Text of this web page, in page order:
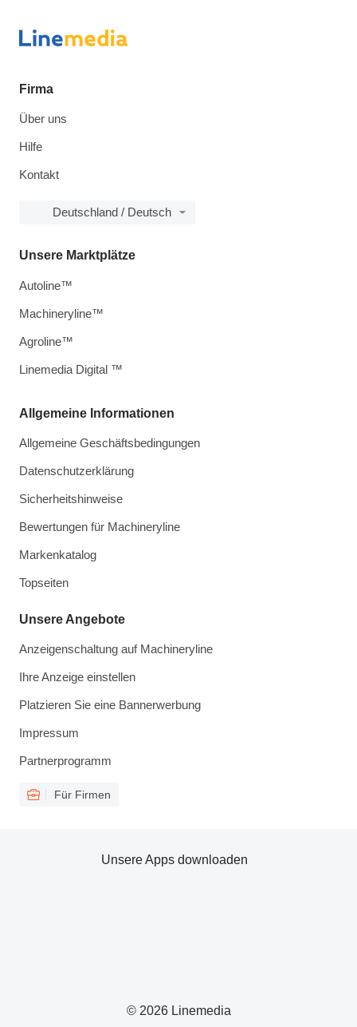
Firma
Über uns
Hilfe
Kontakt
Deutschland / Deutsch
Allgemeine Informationen
Allgemeine Geschäftsbedingungen
Datenschutzerklärung
Sicherheitshinweise
Bewertungen für Machineryline
Markenkatalog
Topseiten
Unsere Angebote
Anzeigenschaltung auf Machineryline
Ihre Anzeige einstellen
Platzieren Sie eine Bannerwerbung
Impressum
Partnerprogramm
Für Firmen
Unsere Marktplätze
Autoline™
Machineryline™
Agroline™
Linemedia Digital ™
© 2026 Linemedia
Unsere Apps downloaden